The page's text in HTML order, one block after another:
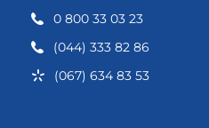
0 800 33 03 23
(044) 333 82 86
(067) 634 83 53